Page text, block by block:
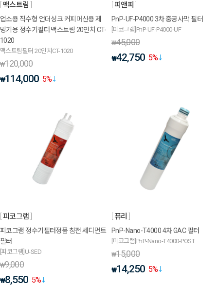
맥스트림
업소용 직수형 언더싱크 커피머신용 제
빙기용 정수기필터 맥스트림 20인치 CT-
1020
맥스트림필터 20인치CT-1020
₩120,000
₩114,000 5%
피앤피
PnP-UF-P4000 3차 중공사막 필터
[피코그램]PnP-UF-P4000-UF
₩45,000
₩42,750 5%
피코그램
피코그램 정수기필터정품 침전 세디먼트
필터
[피코그램]U-SED
₩9,000
₩8,550 5%
퓨리
PnP-Nano-T4000 4차 GAC 필터
[피코그램]PnP-Nano-T4000-POST
₩15,000
₩14,250 5%